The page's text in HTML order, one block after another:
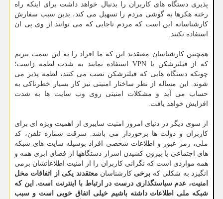
پذیری دستگاه های کاربران را بدنبال خواهد داشت برای اینکه راه
رخنه هکرها به گوشی مردم را تسهیل می کند، بدین سبب سفارش
کارشناسانه این است که مردم تاجایی که می توانند از وی پی ان
استفاده نکنند.
همچنین کارشناسان معتقدند این که ما افراد را به این سمت ببریم
که از فیلترشکن یا VPN استفاده نمایند به شدت لطمه زاست؛
چونکه دستگاه هایی که فیلترشکن نصب می کنند، لطمه پذیر می
شوند. این مساله از نظر ساختار امنیتی نیز کار بسیار خطرناکی به
حساب می آید و مشکلات امنیتی روی وب سایت ها به شدت
افزایش خواهد یافت.
از سوی دیگر در دنیای امروز امنیت سایبری از اهمیت ویژه ای برای
کاربران و دولت ها برخوردار می باشد. سرقت شماره تلفن، کد
ملی، رمز عبور و اطلاعات شخصی افراد بوسیله سایت های شبکه
های اجتماعی یا بیرون کشیدن اسرار دستگاهها از فضای ابری همه و
همه مواردی است که نگرانی کاربران را از امنیت اطلاعاتشان برمی
انگیزد به شکلی که برخی کارشناسان معتقدند یکی از اتفاقات مخل
امنیت، عدم سیاستگذاری درست در ارتباط با اینترنت است. این که
شبکه ملی اطلاعات داشته باشیم خیلی اتفاق خوبی است و سبب